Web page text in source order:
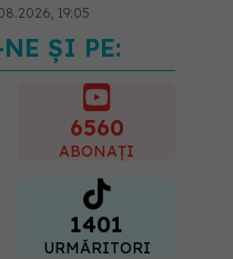
19:05
Brahiterapie
radioterapie externă în
ginecologic. Dr.
Bogdan (SANADOR)
diferența și cum
tratamentul
NE ȘI PE:
6560
ABONAȚI
1401
URMĂRITORI